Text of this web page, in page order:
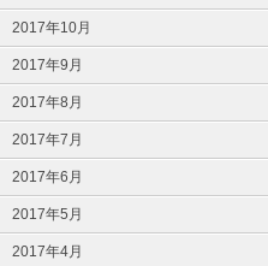
2017年10月
2017年9月
2017年8月
2017年7月
2017年6月
2017年5月
2017年4月